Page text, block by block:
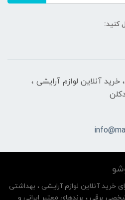
کنید:
آنلاین لوازم آرایشی ،
خرید آنلاین لوازم آرایشی ، بهداشتی
برقی ، برندهای معتبر ایرانی و